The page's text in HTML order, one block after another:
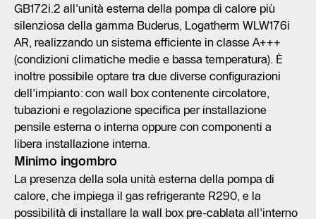
GB172i.2 all'unità esterna della pompa di calore più
silenziosa della gamma Buderus, Logatherm WLW176i
AR, realizzando un sistema efficiente in classe A+++
(condizioni climatiche medie e bassa temperatura). È
inoltre possibile optare tra due diverse configurazioni
dell'impianto: con wall box contenente circolatore,
tubazioni e regolazione specifica per installazione
pensile esterna o interna oppure con componenti a
libera installazione interna.
Minimo ingombro
La presenza della sola unità esterna della pompa di
calore, che impiega il gas refrigerante R290, e la
possibilità di installare la wall box pre-cablata all'interno